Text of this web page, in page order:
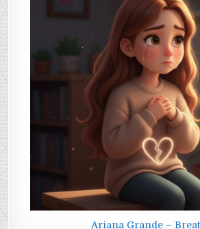
Ariana Grande –